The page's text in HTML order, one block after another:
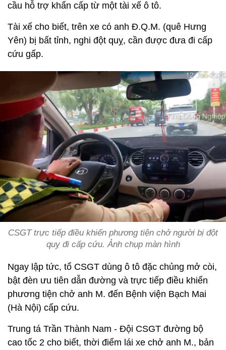
cầu hỗ trợ khẩn cấp từ một tài xế ô tô.
Tài xế cho biết, trên xe có anh Đ.Q.M. (quê Hưng
Yên) bị bất tỉnh, nghi đột quỵ, cần được đưa đi cấp
cứu gấp.
CSGT trực tiếp điều khiển phương tiện chở người bị đột
quỵ đi cấp cứu. Ảnh chụp màn hình
Ngay lập tức, tổ CSGT dùng ô tô đặc chủng mở còi,
bật đèn ưu tiên dẫn đường và trực tiếp điều khiển
phương tiện chở anh M. đến Bệnh viện Bạch Mai
(Hà Nội) cấp cứu.
Trung tá Trần Thành Nam - Đội CSGT đường bộ
cao tốc 2 cho biết, thời điểm lái xe chở anh M., bản